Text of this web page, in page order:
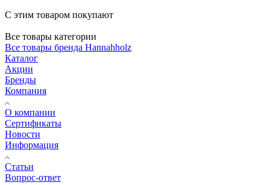
С этим товаром покупают
Все товары категории
Все товары бренда Hannahholz
Каталог
Акции
Бренды
Компания
О компании
Сертификаты
Новости
Информация
Статьи
Вопрос-ответ